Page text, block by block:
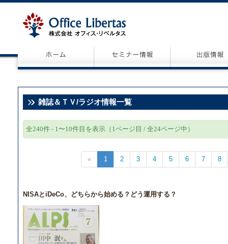
雑誌＆ＴＶ/ラジオ情報一覧
全240件 - 1〜10件目を表示（1ページ目 / 全24ページ中）
« 1 2 3 4 5 6 7 8
NISAとiDeCo、どちらから始める？どう運用する？